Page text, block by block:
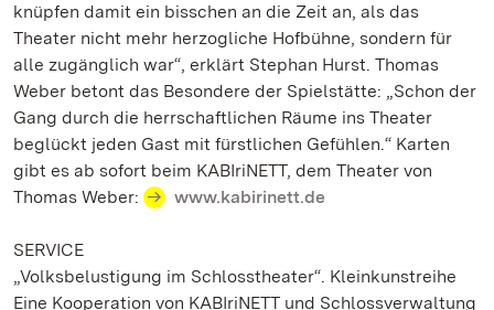
knüpfen damit ein bisschen an die Zeit an, als das
Theater nicht mehr herzogliche Hofbühne, sondern für
alle zugänglich war“, erklärt Stephan Hurst. Thomas
Weber betont das Besondere der Spielstätte: „Schon der
Gang durch die herrschaftlichen Räume ins Theater
beglückt jeden Gast mit fürstlichen Gefühlen.“ Karten
gibt es ab sofort beim KABIriNETT, dem Theater von
Thomas Weber:
www.kabirinett.de
SERVICE
„Volksbelustigung im Schlosstheater“. Kleinkunstreihe
Eine Kooperation von KABIriNETT und Schlossverwaltung